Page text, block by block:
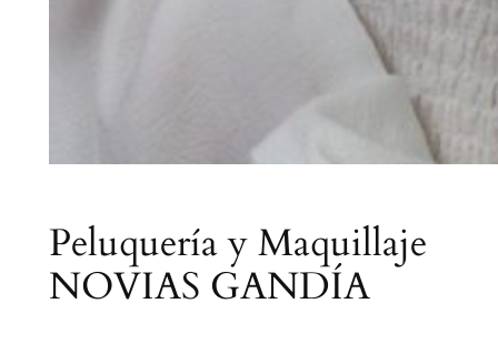
Peluquería y Maquillaje
NOVIAS GANDÍA